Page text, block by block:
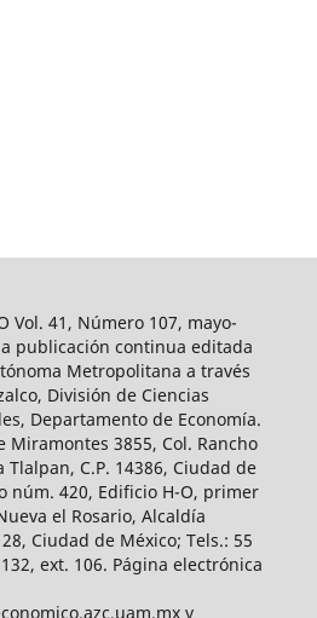
Vol. 41, Número 107, mayo-
publicación continua editada
Metropolitana a través
División de Ciencias
Departamento de Economía.
Miramontes 3855, Col. Rancho
Tlalpan, C.P. 14386, Ciudad de
núm. 420, Edificio H-O, primer
el Rosario, Alcaldía
Ciudad de México; Tels.: 55
ext. 106. Página electrónica
y